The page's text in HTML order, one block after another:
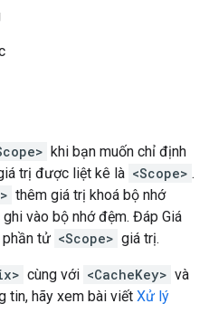
khi bạn muốn chỉ định
trị được liệt kê là <Scope> .
thêm giá trị khoá bộ nhớ
vào bộ nhớ đệm. Đáp Giá
tử <Scope> giá trị.
cùng với <CacheKey> và
tin, hãy xem bài viết Xử lý